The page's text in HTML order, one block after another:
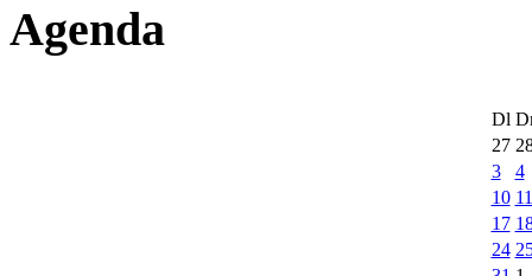
Agenda
Dl
27
3
4
10 11
17
24